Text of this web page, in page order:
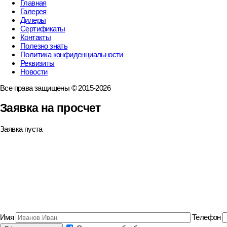
Главная
Галерея
Дилеры
Сертификаты
Контакты
Полезно знать
Политика конфиденциальности
Реквизиты
Новости
Все права защищены © 2015-2026
Заявка на просчет
Заявка пуста
Имя Телефон